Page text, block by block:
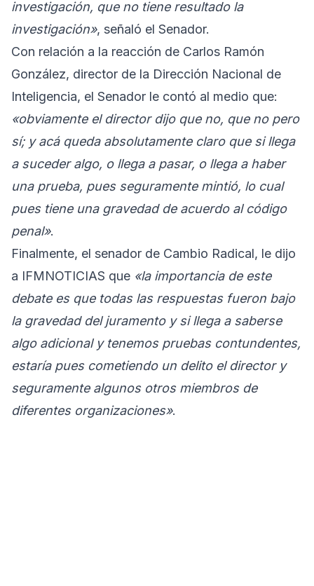
investigación, que no tiene resultado la
investigación», señaló el Senador.
Con relación a la reacción de Carlos Ramón
González, director de la Dirección Nacional de
Inteligencia, el Senador le contó al medio que:
«obviamente el director dijo que no, que no pero
sí; y acá queda absolutamente claro que si llega
a suceder algo, o llega a pasar, o llega a haber
una prueba, pues seguramente mintió, lo cual
pues tiene una gravedad de acuerdo al código
penal».
Finalmente, el senador de Cambio Radical, le dijo
a IFMNOTICIAS que «la importancia de este
debate es que todas las respuestas fueron bajo
la gravedad del juramento y si llega a saberse
algo adicional y tenemos pruebas contundentes,
estaría pues cometiendo un delito el director y
seguramente algunos otros miembros de
diferentes organizaciones».